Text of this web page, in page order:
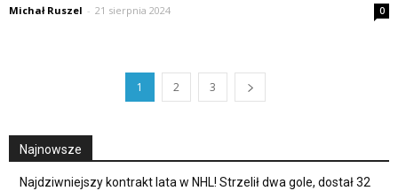
Michał Ruszel - 21 sierpnia 2024 0
1 2 3
Najnowsze
Najdziwniejszy kontrakt lata w NHL! Strzelił dwa gole, dostał 32